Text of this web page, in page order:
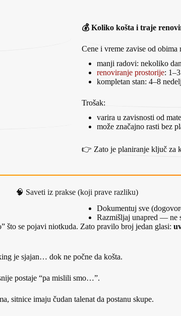
💰 Koliko košta i traje
Cene i vreme zavise od
manji radovi: nekoliko
renoviranje prostorije:
kompletan stan: 4–8
Trošak:
varira u zavisnosti od
može značajno rasti bez
👉 Zato je planiranje ključ za
🧠 Saveti iz prakse (koji prave razliku)
Dokumentuj sve
Razmišljaj unapred — ne
što se pojavi niotkuda. Zato pravilo broj jedan glasi:
je sjajan… dok ne počne da košta.
postaje “pa mislili smo…”.
sitnice imaju čudan talenat da postanu skupe.